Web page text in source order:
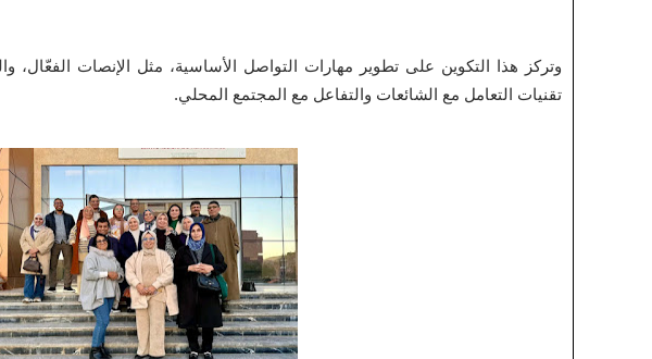
وتركز هذا التكوين على تطوير مهارات التواصل الأساسية، مثل الإنصات الفعّال،
تقنيات التعامل مع الشائعات والتفاعل مع المجتمع المحلي.